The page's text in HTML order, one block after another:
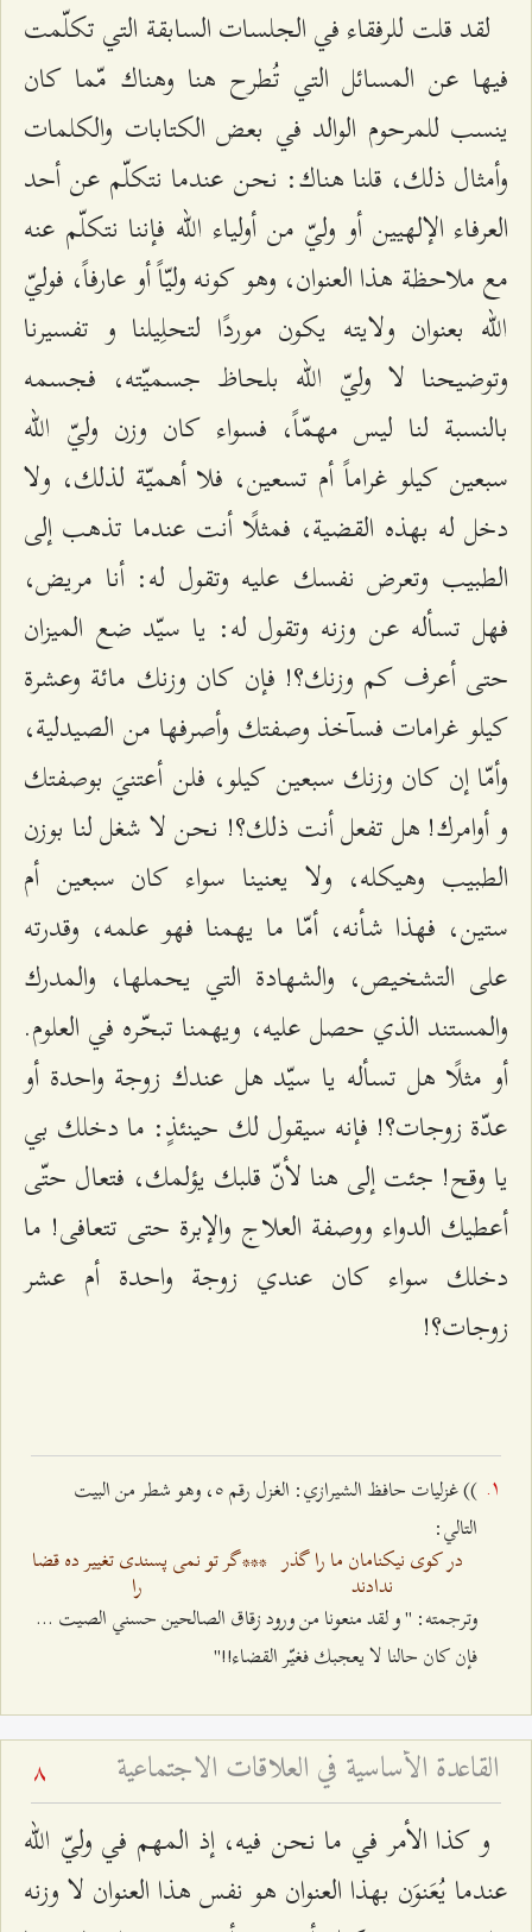
لقد قلت للرفقاء في الجلسات السابقة التي تكلّمت
فيها عن المسائل التي تُطرح هنا وهناك مّما كان
ينسب للمرحوم الوالد في بعض الكتابات والكلمات
وأمثال ذلك، قلنا هناك: نحن عندما نتكلّم عن أحد
العرفاء الإلهيين أو وليّ من أولياء الله فإننا نتكلّم عنه
مع ملاحظة هذا العنوان، وهو كونه وليّاً أو عارفاً، فوليّ
الله بعنوان ولايته يكون موردًا لتحلِيلنا و تفسيرنا
وتوضيحنا لا وليّ الله بلحاظ جسميّته، فجسمه
بالنسبة لنا ليس مهمّاً، فسواء كان وزن وليّ الله
سبعين كيلو غراماً أم تسعين، فلا أهميّة لذلك، ولا
دخل له بهذه القضية، فمثلًا أنت عندما تذهب إلى
الطبيب وتعرض نفسك عليه وتقول له: أنا مريض،
فهل تسأله عن وزنه وتقول له: يا سيّد ضع الميزان
حتى أعرف كم وزنك؟! فإن كان وزنك مائة وعشرة
كيلو غرامات فسآخذ وصفتك وأصرفها من الصيدلية،
وأمّا إن كان وزنك سبعين كيلو، فلن أعتنيَ بوصفتك
و أوامرك! هل تفعل أنت ذلك؟! نحن لا شغل لنا بوزن
الطبيب وهيكله، ولا يعنينا سواء كان سبعين أم
ستين، فهذا شأنه، أمّا ما يهمنا فهو علمه، وقدرته
على التشخيص، والشهادة التي يحملها، والمدرك
والمستند الذي حصل عليه، ويهمنا تبحّره في العلوم.
أو مثلًا هل تسأله يا سيّد هل عندك زوجة واحدة أو
عدّة زوجات؟! فإنه سيقول لك حينئذٍ: ما دخلك بي
يا وقح! جئت إلى هنا لأنّ قلبك يؤلمك، فتعال حتّى
أعطيك الدواء ووصفة العلاج والإبرة حتى تتعافى! ما
دخلك سواء كان عندي زوجة واحدة أم عشر
زوجات؟!
)) غزليات حافظ الشيرازي: الغزل رقم ٥، وهو شطر من البيت
التالي:
در كوى نيكنامان ما را گذر
ندادند
***گر تو نمى‌ پسندی تغيير ده قضا
را
وترجمته: " و لقد منعونا من ورود زقاق الصالحین حسني الصیت‌ ...
فإن كان حالنا لا يعجبك فغيّر القضاء!!"
القاعدة الأساسية في العلاقات الاجتماعية 8
و كذا الأمر في ما نحن فيه، إذ المهم في وليّ الله
عندما يُعَنوَن بهذا العنوان هو نفس هذا العنوان لا وزنه